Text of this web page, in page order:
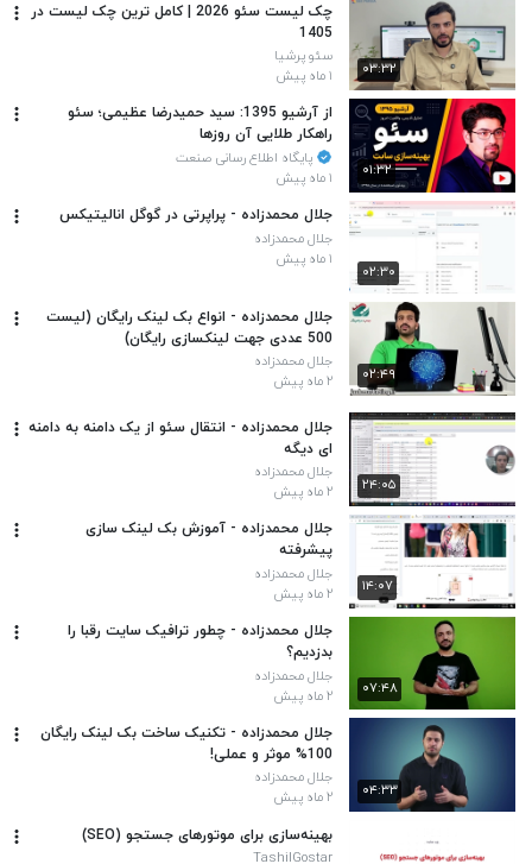
۰۳:۳۲
چک لیست سئو 2026 | کامل ترین چک لیست در
1405
سئو پرشیا
۱ ماه پیش
۰۱:۳۲
از آرشیو 1395: سید حمیدرضا عظیمی؛ سئو
راهکار طلایی آن روزها
پایگاه اطلاع رسانی صنعت
۱ ماه پیش
۰۲:۳۰
جلال محمدزاده - پراپرتی در گوگل انالیتیکس
جلال محمدزاده
۱ ماه پیش
۰۲:۴۹
جلال محمدزاده - انواع بک لینک رایگان (لیست
500 عددی جهت لینکسازی رایگان)
جلال محمدزاده
۲ ماه پیش
۲۴:۰۵
جلال محمدزاده - انتقال سئو از یک دامنه به دامنه
ای دیگه
جلال محمدزاده
۲ ماه پیش
۱۴:۰۷
جلال محمدزاده - آموزش بک لینک سازی
پیشرفته
جلال محمدزاده
۲ ماه پیش
۰۷:۴۸
جلال محمدزاده - چطور ترافیک سایت رقبا را
بدزدیم؟
جلال محمدزاده
۲ ماه پیش
۰۴:۳۳
جلال محمدزاده - تکنیک ساخت بک لینک رایگان
100% موثر و عملی!
جلال محمدزاده
۲ ماه پیش
بهینه‌سازی برای موتورهای جستجو (SEO)
TashilGostar